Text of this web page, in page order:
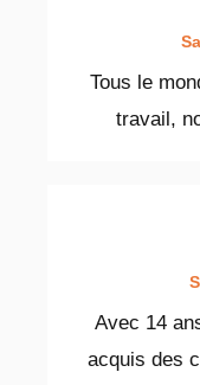
Tous le
travail,
Avec 14
acquis des